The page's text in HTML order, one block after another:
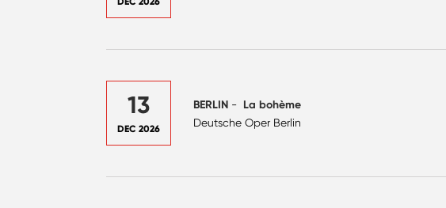
13
DEC 2026
BERLIN- La bohème
Deutsche Oper Berlin